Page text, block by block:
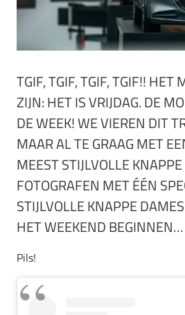
TGIF, TGIF, TGIF, TGIF!! HET
ZIJN: HET IS VRIJDAG. DE
DE WEEK! WE VIEREN DIT
MAAR AL TE GRAAG MET
MEEST STIJLVOLLE
FOTOGRAFEN MET ÉÉN
STIJLVOLLE KNAPPE
HET WEEKEND BEGINNEN…
Pils!